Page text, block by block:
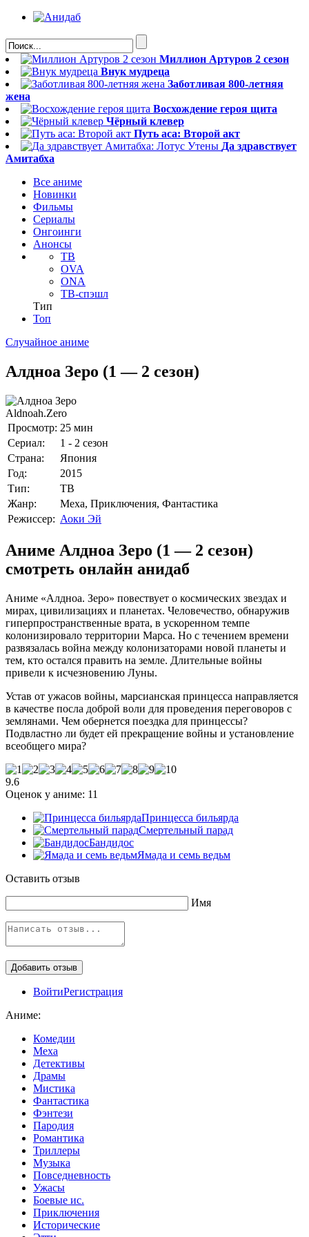
Миллион Артуров 2 сезон
Внук мудреца
Заботливая 800-летняя
жена
Восхождение героя щита
Чёрный клевер
Путь аса: Второй акт
Да здравствует
Амитабха
Все аниме
Новинки
Фильмы
Сериалы
Онгоинги
Анонсы
ТВ
OVA
ONA
ТВ-спэшл
Тип
Топ
Случайное аниме
Алдноа Зеро (1 — 2 сезон)
Aldnoah.Zero
Просмотр: 25 мин
Сериал:
1 - 2 сезон
Страна:
Япония
Год:
2015
Тип:
ТВ
Жанр:
Меха, Приключения, Фантастика
Режиссер: Аоки Эй
Аниме Алдноа Зеро (1 — 2 сезон)
смотреть онлайн анидаб
Аниме «Алдноа. Зеро» повествует о космических звездах и
мирах, цивилизациях и планетах. Человечество, обнаружив
гиперпространственные врата, в ускоренном темпе
колонизировало территории Марса. Но с течением времени
развязалась война между колонизаторами новой планеты и
тем, кто остался править на земле. Длительные войны
привели к исчезновению Луны.
Устав от ужасов войны, марсианская принцесса направляется
в качестве посла доброй воли для проведения переговоров с
землянами. Чем обернется поездка для принцессы?
Подвластно ли будет ей прекращение войны и установление
всеобщего мира?
9.6
Оценок у аниме: 11
Принцесса бильярда
Смертельный парад
Бандидос
Ямада и семь ведьм
Оставить отзыв
Имя
ВойтиРегистрация
Аниме:
Комедии
Меха
Детективы
Драмы
Мистика
Фантастика
Фэнтези
Пародия
Романтика
Триллеры
Музыка
Повседневность
Ужасы
Боевые ис.
Приключения
Исторические